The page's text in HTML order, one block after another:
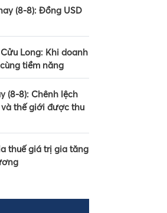
(8-8): Đồng USD
Long: Khi doanh
tiềm năng
(8-8): Chênh lệch
thế giới được thu
thuế giá trị gia tăng